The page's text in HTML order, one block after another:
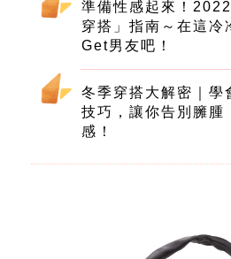
準備性感起來！
穿搭」指南～在這冷
Get男友吧！
冬季穿搭大解密｜學
技巧，讓你告別臃腫
感！